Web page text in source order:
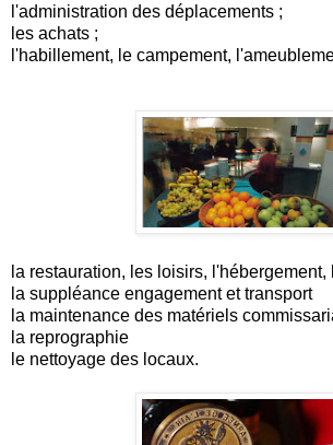
l'administration des déplacements ;
les achats ;
l'habillement, le campement,
la restauration, les loisirs,
la suppléance engagement et transport
la maintenance des matériels
la reprographie
le nettoyage des locaux.